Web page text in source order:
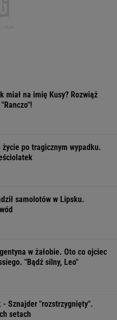
miał na imię Kusy? Rozwiąż
życie po tragicznym wypadku.
samolotów w Lipsku.
w żałobie. Oto co ojciec
"Bądź silny, Leo"
- Sznajder "rozstrzygnięty".
setach